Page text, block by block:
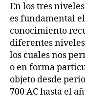
En los tres
es fundamental
conocimiento
diferentes
los cuales nos
o en forma
objeto desde
700 AC hasta el